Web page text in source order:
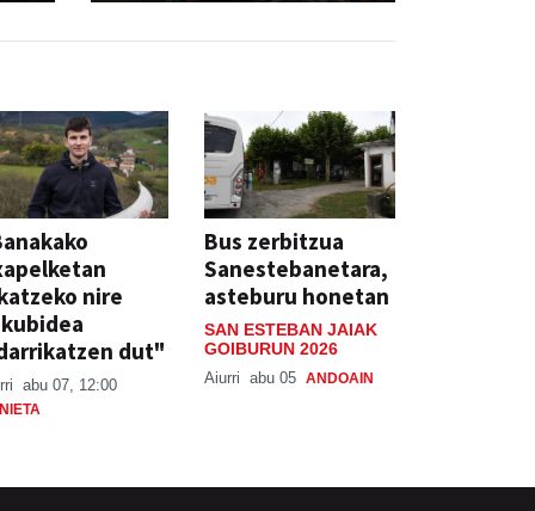
nire
dut"
abu 07, 12:00
Bus zerbitzua
Sanestebanetara,
asteburu honetan
SAN ESTEBAN JAIAK
GOIBURUN 2026
Aiurri abu 05 ANDOAIN